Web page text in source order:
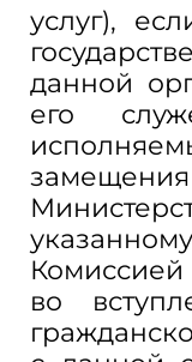
услуг),
данной
его
во